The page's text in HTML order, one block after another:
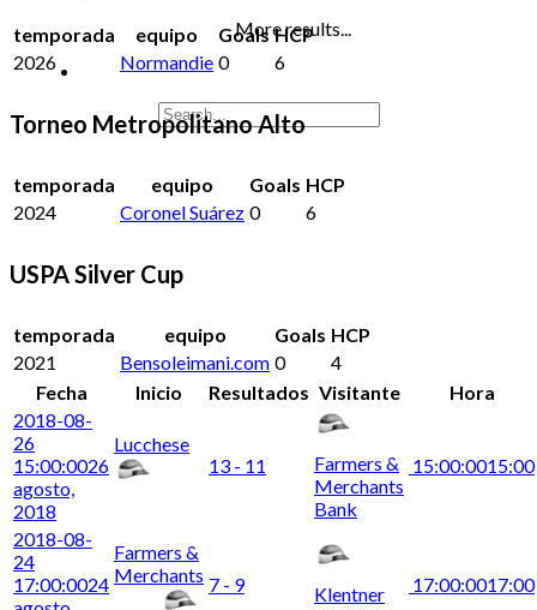
More results...
temporada equipo Goals HCP
2026
Normandie 0 6
Torneo Metropolitano Alto
temporada equipo Goals HCP
2024
Coronel Suárez 0 6
USPA Silver Cup
temporada equipo Goals HCP
2021
Bensoleimani.com 0
4
Fecha
Inicio Resultados Visitante
Hora
2018-08-
26
15:00:0026
agosto,
2018
Lucchese
13 - 11
Farmers &
Merchants
Bank
15:00:0015:00
2018-08-
24
17:00:0024
Farmers &
Merchants 7 - 9
Klentner
17:00:0017:00